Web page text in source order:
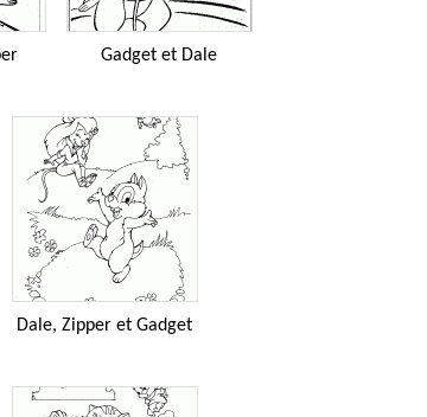
Gadget et Dale
Dale, Zipper et Gadget